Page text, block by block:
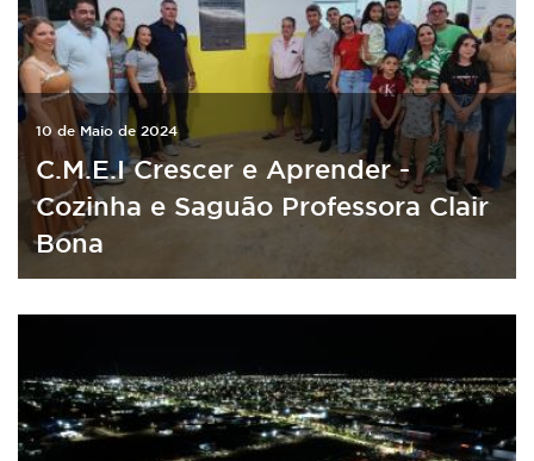
10 de Maio de 2024
C.M.E.I Crescer e Aprender -
Cozinha e Saguão Professora Clair
Bona